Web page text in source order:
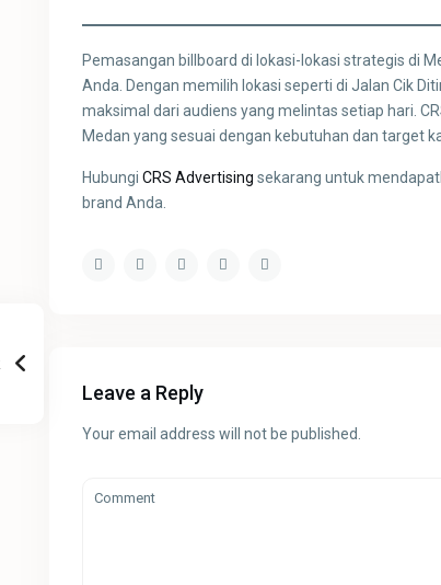
Pemasangan billboard di lokasi-lokasi strategis di
Anda. Dengan memilih lokasi seperti di Jalan Cik
maksimal dari audiens yang melintas setiap hari.
Medan yang sesuai dengan kebutuhan dan target
HubungiCRS Advertising sekarang untuk
brand Anda.
Leave a Reply
Your email address will not be published.